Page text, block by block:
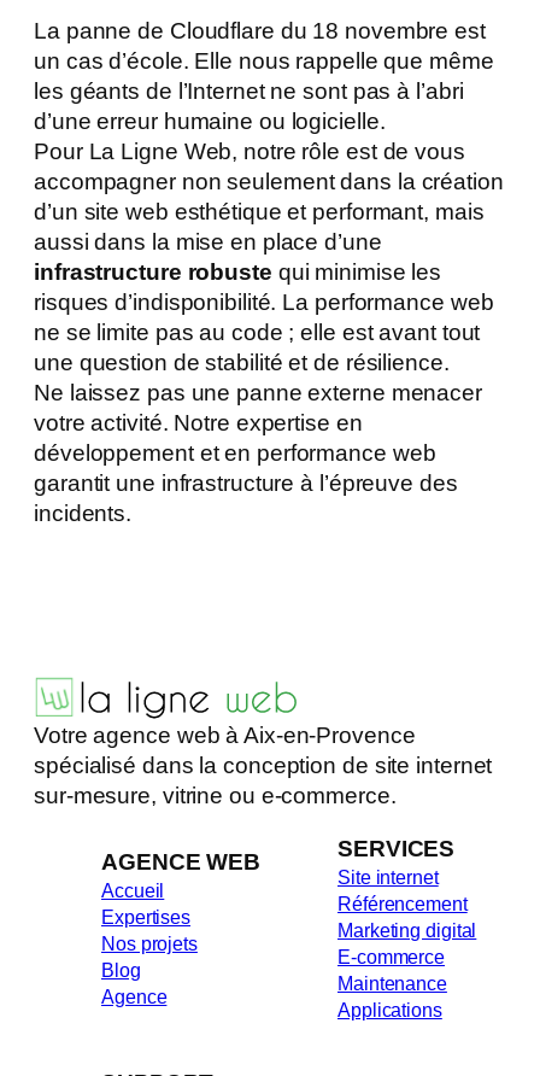
La panne de Cloudflare du 18 novembre est
un cas d’école. Elle nous rappelle que même
les géants de l’Internet ne sont pas à l’abri
d’une erreur humaine ou logicielle.
Pour La Ligne Web, notre rôle est de vous
accompagner non seulement dans la création
d’un site web esthétique et performant, mais
aussi dans la mise en place d’une
infrastructure robuste qui minimise les
risques d’indisponibilité. La performance web
ne se limite pas au code ; elle est avant tout
une question de stabilité et de résilience.
Ne laissez pas une panne externe menacer
votre activité. Notre expertise en
développement et en performance web
garantit une infrastructure à l’épreuve des
incidents.
Votre agence web à Aix-en-Provence
spécialisé dans la conception de site internet
sur-mesure, vitrine ou e-commerce.
AGENCE WEB
Accueil
Expertises
Nos projets
Blog
Agence
SERVICES
Site internet
Référencement
Marketing digital
E-commerce
Maintenance
Applications